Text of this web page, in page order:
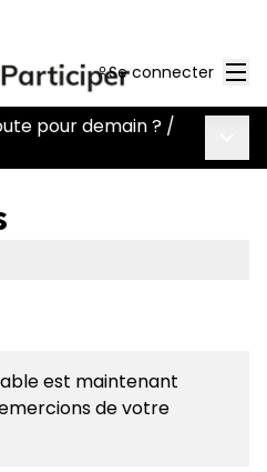
Se connecter
pour demain ? /
est maintenant
de votre